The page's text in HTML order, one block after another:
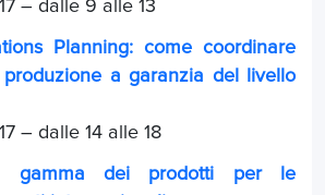
– dalle 9 alle 13
Planning: come coordinare
a garanzia del livello
– dalle 14 alle 18
gamma dei prodotti per le